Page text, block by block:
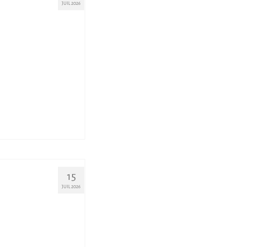
JUIL 2026
15
JUIL 2026